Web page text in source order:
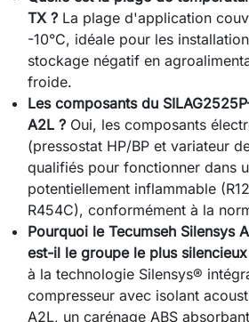
TX ? La plage d'application
-10°C, idéale pour les
stockage négatif en
froide.
Les composants du
A2L ? Oui, les composants
(pressostat HP/BP et variateur
qualifiés pour fonctionner dans
potentiellement inflammable
R454C), conformément à la
Pourquoi le Tecumseh Silensys
est-il le groupe le plus
à la technologie Silensys®
compresseur avec isolant
A2L, un carénage ABS